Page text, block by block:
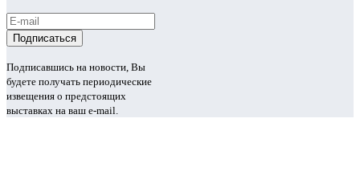
Подписавшись на новости, Вы
будете получать периодические
извещения о предстоящих
выставках на ваш e-mail.